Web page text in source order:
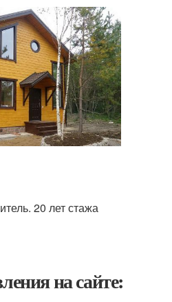
20 лет стажа
на сайте: